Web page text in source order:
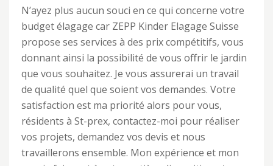
N’ayez plus aucun souci en ce qui concerne votre
budget élagage car ZEPP Kinder Elagage Suisse
propose ses services à des prix compétitifs, vous
donnant ainsi la possibilité de vous offrir le jardin
que vous souhaitez. Je vous assurerai un travail
de qualité quel que soient vos demandes. Votre
satisfaction est ma priorité alors pour vous,
résidents à St-prex, contactez-moi pour réaliser
vos projets, demandez vos devis et nous
travaillerons ensemble. Mon expérience et mon